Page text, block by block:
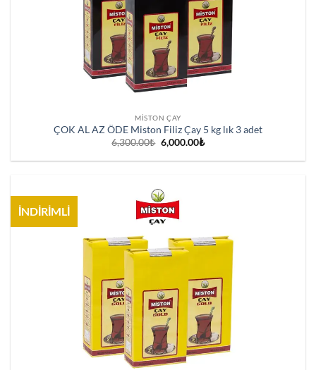
MISTON ÇAY
ÇOK AL AZ ÖDE Miston Filiz Çay 5 kg lık 3 adet
6,300.00₺ Orijinal
fiyat:
6,300.00₺.
6,000.00₺Şu
fiyat:
İNDİRİMLİ